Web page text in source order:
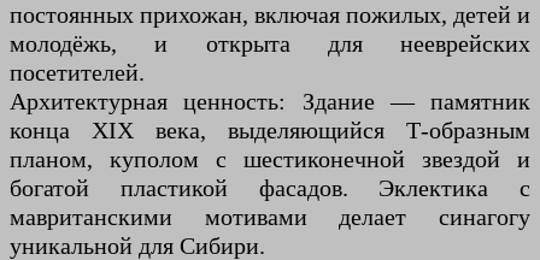
постоянных прихожан, включая пожилых, детей и
молодёжь, и открыта для нееврейских
посетителей.
Архитектурная ценность: Здание — памятник
конца XIX века, выделяющийся Т-образным
планом, куполом с шестиконечной звездой и
богатой пластикой фасадов. Эклектика с
мавританскими мотивами делает синагогу
уникальной для Сибири.